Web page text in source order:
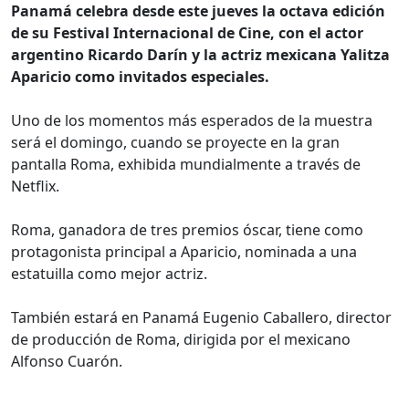
Panamá celebra desde este jueves la octava edición
de su Festival Internacional de Cine, con el actor
argentino Ricardo Darín y la actriz mexicana Yalitza
Aparicio como invitados especiales.
Uno de los momentos más esperados de la muestra
será el domingo, cuando se proyecte en la gran
pantalla Roma, exhibida mundialmente a través de
Netflix.
Roma, ganadora de tres premios óscar, tiene como
protagonista principal a Aparicio, nominada a una
estatuilla como mejor actriz.
También estará en Panamá Eugenio Caballero, director
de producción de Roma, dirigida por el mexicano
Alfonso Cuarón.